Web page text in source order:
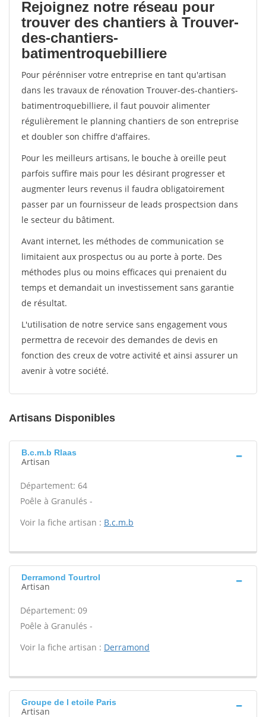
Rejoignez notre réseau pour
trouver des chantiers à Trouver-
des-chantiers-
batimentroquebilliere
Pour pérénniser votre entreprise en tant qu'artisan
dans les travaux de rénovation Trouver-des-chantiers-
batimentroquebilliere, il faut pouvoir alimenter
régulièrement le planning chantiers de son entreprise
et doubler son chiffre d'affaires.
Pour les meilleurs artisans, le bouche à oreille peut
parfois suffire mais pour les désirant progresser et
augmenter leurs revenus il faudra obligatoirement
passer par un fournisseur de leads prospectsion dans
le secteur du bâtiment.
Avant internet, les méthodes de communication se
limitaient aux prospectus ou au porte à porte. Des
méthodes plus ou moins efficaces qui prenaient du
temps et demandait un investissement sans garantie
de résultat.
L'utilisation de notre service sans engagement vous
permettra de recevoir des demandes de devis en
fonction des creux de votre activité et ainsi assurer un
avenir à votre société.
Artisans Disponibles
B.c.m.b Rlaas
Artisan
Département: 64
Poêle à Granulés -
Voir la fiche artisan : B.c.m.b
Derramond Tourtrol
Artisan
Département: 09
Poêle à Granulés -
Voir la fiche artisan : Derramond
Groupe de l etoile Paris
Artisan